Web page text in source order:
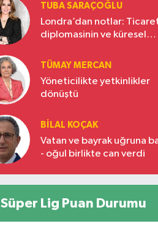
TUBA SARAÇOĞLU
Londra’dan notlar:
diplomasinin ve küresel
Türkiye’nin yükselen gücü
TÜMAY MERCAN
Yöneticilikte yetkinlikler
dönüştü
BILAL KOÇAK
Vatan ve bayrak uğruna
- oğul birlikte can verdi
Süper Lig Puan Durumu